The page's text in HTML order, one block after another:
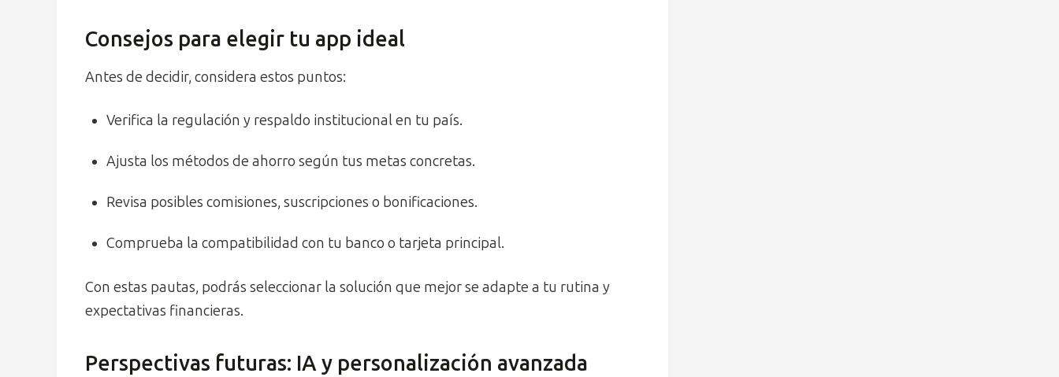
Consejos para elegir tu app ideal
Antes de decidir, considera estos puntos:
Verifica la regulación y respaldo institucional en tu país.
Ajusta los métodos de ahorro según tus metas concretas.
Revisa posibles comisiones, suscripciones o bonificaciones.
Comprueba la compatibilidad con tu banco o tarjeta principal.
Con estas pautas, podrás seleccionar la solución que mejor se adapte a tu rutina y
expectativas financieras.
Perspectivas futuras: IA y personalización avanzada